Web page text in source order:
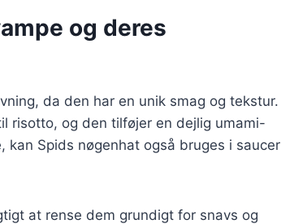
og deres
da den har en unik smag og tekstur.
risotto, og den tilføjer en dejlig umami-
kan Spids nøgenhat også bruges i saucer
at rense dem grundigt for snavs og